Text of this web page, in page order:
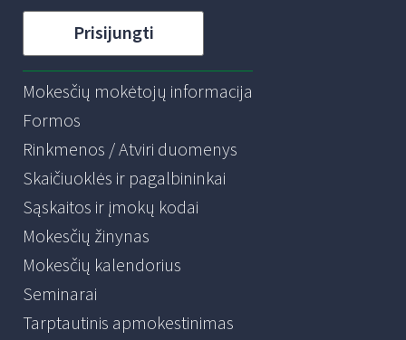
Prisijungti
Mokesčių mokėtojų informacija
Formos
Rinkmenos / Atviri duomenys
Skaičiuoklės ir pagalbininkai
Sąskaitos ir įmokų kodai
Mokesčių žinynas
Mokesčių kalendorius
Seminarai
Tarptautinis apmokestinimas